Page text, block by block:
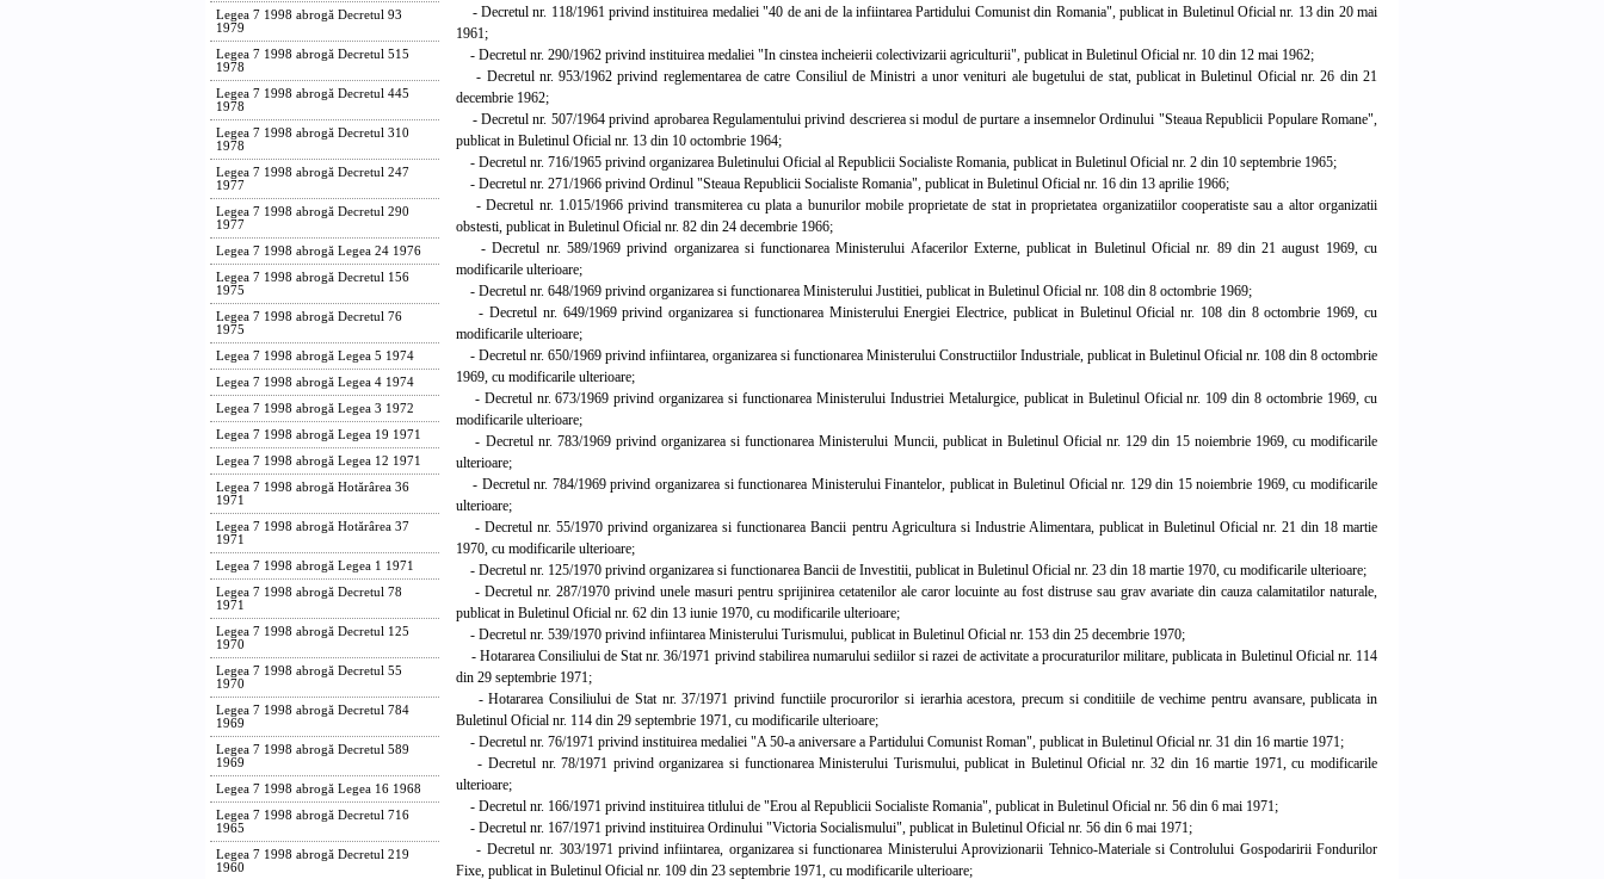
Legea 7 1998 abrogă Decretul 93
1979
Legea 7 1998 abrogă Decretul 515
1978
Legea 7 1998 abrogă Decretul 445
1978
Legea 7 1998 abrogă Decretul 310
1978
Legea 7 1998 abrogă Decretul 247
1977
Legea 7 1998 abrogă Decretul 290
1977
Legea 7 1998 abrogă Legea 24 1976
Legea 7 1998 abrogă Decretul 156
1975
Legea 7 1998 abrogă Decretul 76
1975
Legea 7 1998 abrogă Legea 5 1974
Legea 7 1998 abrogă Legea 4 1974
Legea 7 1998 abrogă Legea 3 1972
Legea 7 1998 abrogă Legea 19 1971
Legea 7 1998 abrogă Legea 12 1971
Legea 7 1998 abrogă Hotărârea 36
1971
Legea 7 1998 abrogă Hotărârea 37
1971
Legea 7 1998 abrogă Legea 1 1971
Legea 7 1998 abrogă Decretul 78
1971
Legea 7 1998 abrogă Decretul 125
1970
Legea 7 1998 abrogă Decretul 55
1970
Legea 7 1998 abrogă Decretul 784
1969
Legea 7 1998 abrogă Decretul 589
1969
Legea 7 1998 abrogă Legea 16 1968
Legea 7 1998 abrogă Decretul 716
1965
Legea 7 1998 abrogă Decretul 219
1960
- Decretul nr. 118/1961 privind instituirea medaliei "40 de ani de la infiintarea Partidului Comunist din Romania", publicat in Buletinul Oficial nr. 13 din 20 mai
1961;
- Decretul nr. 290/1962 privind instituirea medaliei "In cinstea incheierii colectivizarii agriculturii", publicat in Buletinul Oficial nr. 10 din 12 mai 1962;
- Decretul nr. 953/1962 privind reglementarea de catre Consiliul de Ministri a unor venituri ale bugetului de stat, publicat in Buletinul Oficial nr. 26 din 21
decembrie 1962;
- Decretul nr. 507/1964 privind aprobarea Regulamentului privind descrierea si modul de purtare a insemnelor Ordinului "Steaua Republicii Populare Romane",
publicat in Buletinul Oficial nr. 13 din 10 octombrie 1964;
- Decretul nr. 716/1965 privind organizarea Buletinului Oficial al Republicii Socialiste Romania, publicat in Buletinul Oficial nr. 2 din 10 septembrie 1965;
- Decretul nr. 271/1966 privind Ordinul "Steaua Republicii Socialiste Romania", publicat in Buletinul Oficial nr. 16 din 13 aprilie 1966;
- Decretul nr. 1.015/1966 privind transmiterea cu plata a bunurilor mobile proprietate de stat in proprietatea organizatiilor cooperatiste sau a altor organizatii
obstesti, publicat in Buletinul Oficial nr. 82 din 24 decembrie 1966;
- Decretul nr. 589/1969 privind organizarea si functionarea Ministerului Afacerilor Externe, publicat in Buletinul Oficial nr. 89 din 21 august 1969, cu
modificarile ulterioare;
- Decretul nr. 648/1969 privind organizarea si functionarea Ministerului Justitiei, publicat in Buletinul Oficial nr. 108 din 8 octombrie 1969;
- Decretul nr. 649/1969 privind organizarea si functionarea Ministerului Energiei Electrice, publicat in Buletinul Oficial nr. 108 din 8 octombrie 1969, cu
modificarile ulterioare;
- Decretul nr. 650/1969 privind infiintarea, organizarea si functionarea Ministerului Constructiilor Industriale, publicat in Buletinul Oficial nr. 108 din 8 octombrie
1969, cu modificarile ulterioare;
- Decretul nr. 673/1969 privind organizarea si functionarea Ministerului Industriei Metalurgice, publicat in Buletinul Oficial nr. 109 din 8 octombrie 1969, cu
modificarile ulterioare;
- Decretul nr. 783/1969 privind organizarea si functionarea Ministerului Muncii, publicat in Buletinul Oficial nr. 129 din 15 noiembrie 1969, cu modificarile
ulterioare;
- Decretul nr. 784/1969 privind organizarea si functionarea Ministerului Finantelor, publicat in Buletinul Oficial nr. 129 din 15 noiembrie 1969, cu modificarile
ulterioare;
- Decretul nr. 55/1970 privind organizarea si functionarea Bancii pentru Agricultura si Industrie Alimentara, publicat in Buletinul Oficial nr. 21 din 18 martie
1970, cu modificarile ulterioare;
- Decretul nr. 125/1970 privind organizarea si functionarea Bancii de Investitii, publicat in Buletinul Oficial nr. 23 din 18 martie 1970, cu modificarile ulterioare;
- Decretul nr. 287/1970 privind unele masuri pentru sprijinirea cetatenilor ale caror locuinte au fost distruse sau grav avariate din cauza calamitatilor naturale,
publicat in Buletinul Oficial nr. 62 din 13 iunie 1970, cu modificarile ulterioare;
- Decretul nr. 539/1970 privind infiintarea Ministerului Turismului, publicat in Buletinul Oficial nr. 153 din 25 decembrie 1970;
- Hotararea Consiliului de Stat nr. 36/1971 privind stabilirea numarului sediilor si razei de activitate a procuraturilor militare, publicata in Buletinul Oficial nr. 114
din 29 septembrie 1971;
- Hotararea Consiliului de Stat nr. 37/1971 privind functiile procurorilor si ierarhia acestora, precum si conditiile de vechime pentru avansare, publicata in
Buletinul Oficial nr. 114 din 29 septembrie 1971, cu modificarile ulterioare;
- Decretul nr. 76/1971 privind instituirea medaliei "A 50-a aniversare a Partidului Comunist Roman", publicat in Buletinul Oficial nr. 31 din 16 martie 1971;
- Decretul nr. 78/1971 privind organizarea si functionarea Ministerului Turismului, publicat in Buletinul Oficial nr. 32 din 16 martie 1971, cu modificarile
ulterioare;
- Decretul nr. 166/1971 privind instituirea titlului de "Erou al Republicii Socialiste Romania", publicat in Buletinul Oficial nr. 56 din 6 mai 1971;
- Decretul nr. 167/1971 privind instituirea Ordinului "Victoria Socialismului", publicat in Buletinul Oficial nr. 56 din 6 mai 1971;
- Decretul nr. 303/1971 privind infiintarea, organizarea si functionarea Ministerului Aprovizionarii Tehnico-Materiale si Controlului Gospodaririi Fondurilor
Fixe, publicat in Buletinul Oficial nr. 109 din 23 septembrie 1971, cu modificarile ulterioare;